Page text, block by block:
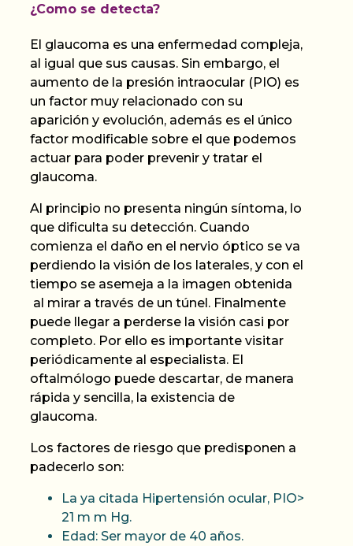
¿Como se detecta?
El glaucoma es una enfermedad compleja,
al igual que sus causas. Sin embargo, el
aumento de la presión intraocular (PIO) es
un factor muy relacionado con su
aparición y evolución, además es el único
factor modificable sobre el que podemos
actuar para poder prevenir y tratar el
glaucoma.
Al principio no presenta ningún síntoma, lo
que dificulta su detección. Cuando
comienza el daño en el nervio óptico se va
perdiendo la visión de los laterales, y con el
tiempo se asemeja a la imagen obtenida
al mirar a través de un túnel. Finalmente
puede llegar a perderse la visión casi por
completo. Por ello es importante visitar
periódicamente al especialista. El
oftalmólogo puede descartar, de manera
rápida y sencilla, la existencia de
glaucoma.
Los factores de riesgo que predisponen a
padecerlo son:
La ya citada Hipertensión ocular, PIO>
21 m m Hg.
Edad: Ser mayor de 40 años.